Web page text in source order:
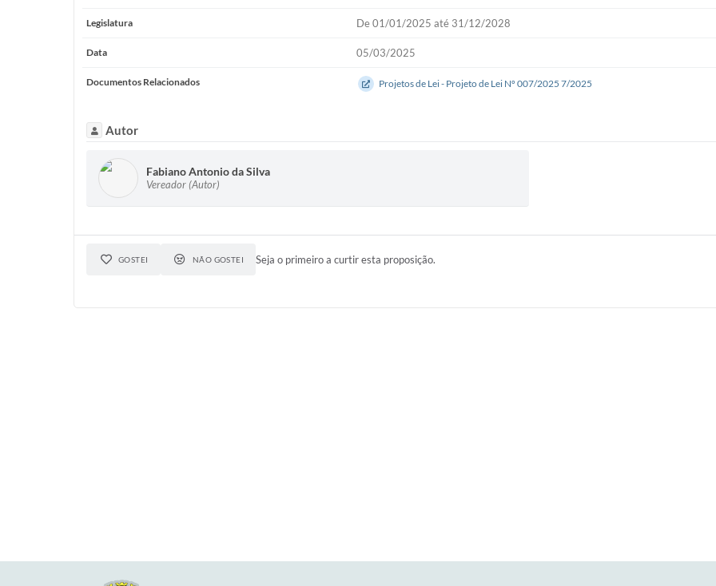
Legislatura De 01/01/2025 até 31/12/2028
Data 05/03/2025
Documentos Relacionados Projetos de Lei - Projeto de Lei Nº 007/2025 7/2025
Autor
Fabiano Antonio da Silva
Vereador (Autor)
GOSTEI NÃO GOSTEI Seja o primeiro a curtir esta proposição.